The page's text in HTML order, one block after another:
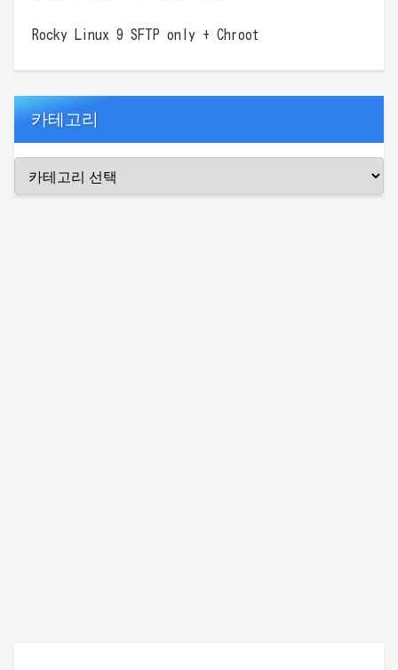
Rocky Linux 9 SFTP only + Chroot
카테고리